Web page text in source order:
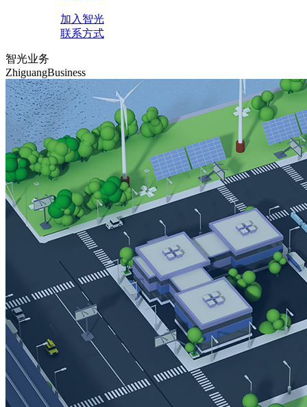
加入智光
联系方式
智光业务
ZhiguangBusiness